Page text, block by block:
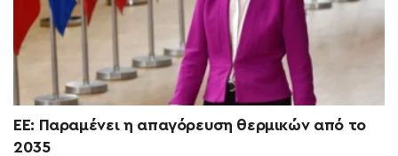
EE: Παραμένει η απαγόρευση θερμικών από το
2035